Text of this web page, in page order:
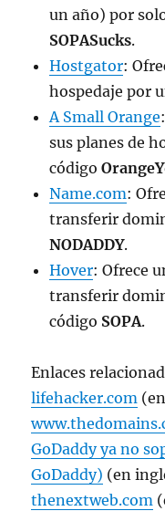
un año) por
SOPASucks.
Hostgator:
hospedaje por
A Small Orange
sus planes de
código
Name.com:
transferir
NODADDY.
Hover: Ofrece
transferir
código SOPA.
Enlaces
lifehacker.com
GoDaddy ya no
GoDaddy) (en
thenextweb.com